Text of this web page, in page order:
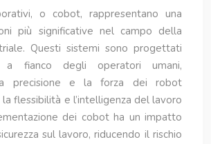
o cobot, rappresentano una
più significative nel campo della
Questi sistemi sono progettati
a fianco degli operatori umani,
precisione e la forza dei robot
flessibilità e l’intelligenza del lavoro
dei cobot ha un impatto
sul lavoro, riducendo il rischio